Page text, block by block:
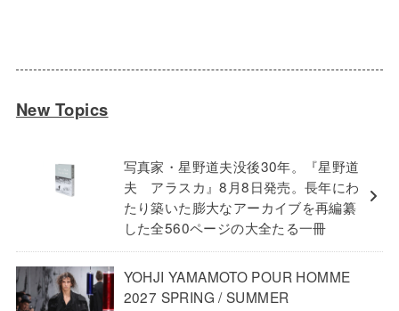
New Topics
写真家・星野道夫没後30年。『星野道
夫 アラスカ』8月8日発売。長年にわ
たり築いた膨大なアーカイブを再編纂
した全560ページの大全たる一冊
YOHJI YAMAMOTO POUR HOMME
2027 SPRING / SUMMER